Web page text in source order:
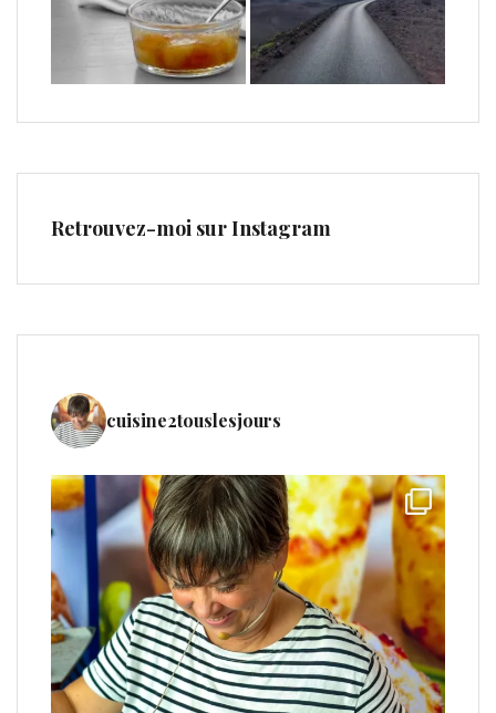
Retrouvez-moi sur Instagram
cuisine2touslesjours